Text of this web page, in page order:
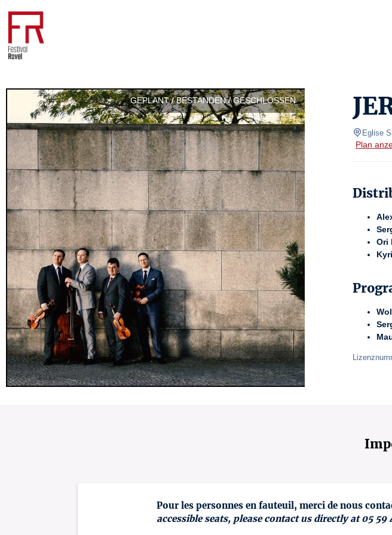
GEPLANT / BESTANDEN / GESCHLOSSEN
Eglise
Plan
Ori
Pour les personnes en fauteuil, merci de nous
accessible seats, please contact us directly at 05 59